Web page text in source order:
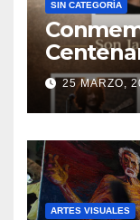
SIN CATEGORÍA
25 MARZO,
ARTES VISUALES